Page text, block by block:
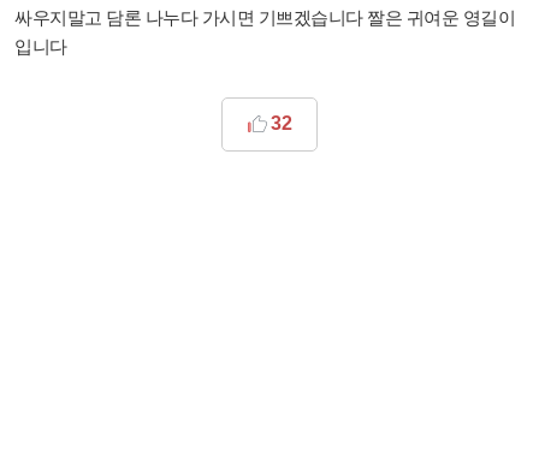
싸우지말고 담론 나누다 가시면 기쁘겠습니다 짤은 귀여운 영길이
입니다
32